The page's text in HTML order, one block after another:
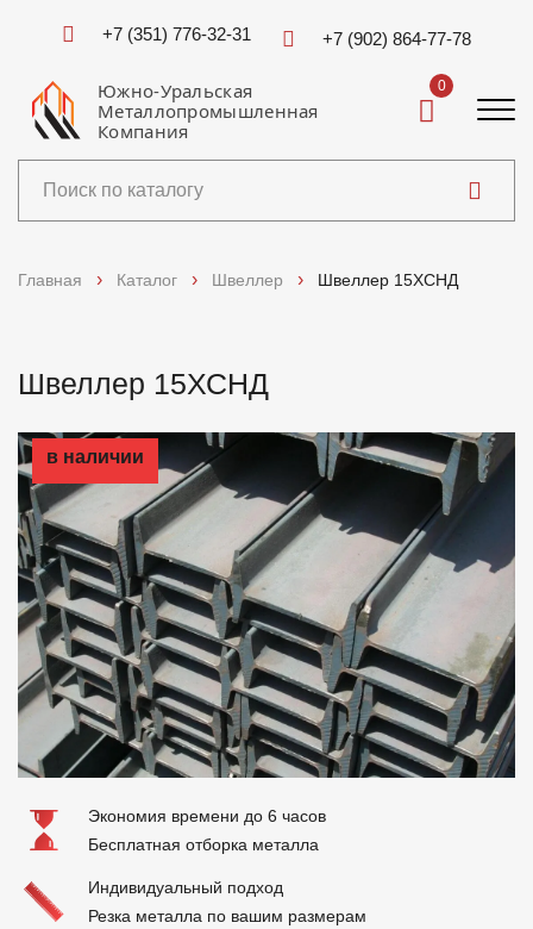
+7 (351) 776-32-31 +7 (902) 864-77-78
Южно-Уральская
Металлопромышленная
Компания
0
Справочники
Доставка и оплата
О компании
Отзывы
Контакты
Главная Каталог Швеллер Швеллер 15ХСНД
Швеллер 15ХСНД
в наличии
Экономия времени до 6 часов
Бесплатная отборка металла
Индивидуальный подход
Резка металла по вашим размерам